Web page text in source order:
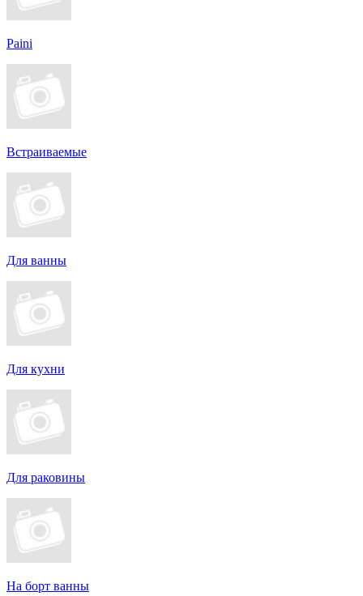
Paini
Встраиваемые
Для ванны
Для кухни
Для раковины
На борт ванны